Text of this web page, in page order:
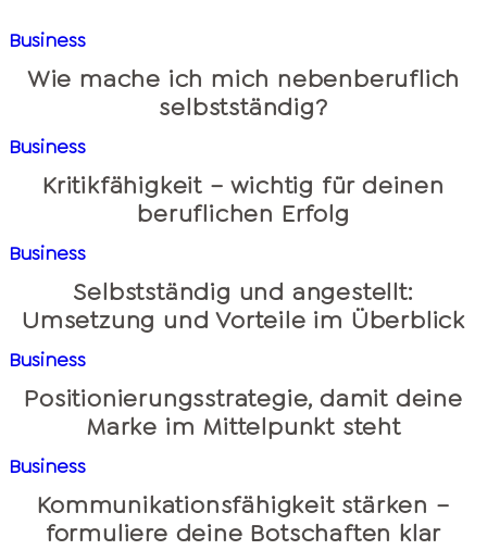
Business
Wie mache ich mich nebenberuflich
selbstständig?
Business
Kritikfähigkeit – wichtig für deinen
beruflichen Erfolg
Business
Selbstständig und angestellt:
Umsetzung und Vorteile im Überblick
Business
Positionierungsstrategie, damit deine
Marke im Mittelpunkt steht
Business
Kommunikationsfähigkeit stärken –
formuliere deine Botschaften klar